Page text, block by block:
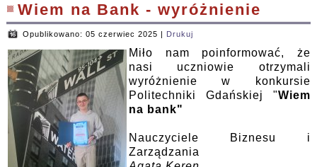
Wiem na Bank - wyróżnienie
Opublikowano: 05 czerwiec 2025 Drukuj
Miło nam poinformować, że
nasi uczniowie otrzymali
wyróżnienie w konkursie
Politechniki Gdańskiej "Wiem
na bank"
Nauczyciele Biznesu i
Zarządzania